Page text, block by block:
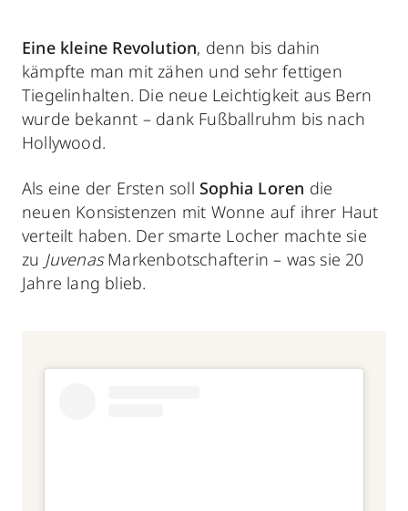
Eine kleine Revolution, denn bis dahin
kämpfte man mit zähen und sehr fettigen
Tiegelinhalten. Die neue Leichtigkeit aus Bern
wurde bekannt – dank Fußballruhm bis nach
Hollywood.
Als eine der Ersten soll Sophia Loren die
neuen Konsistenzen mit Wonne auf ihrer Haut
verteilt haben. Der smarte Locher machte sie
zu JuvenasMarkenbotschafterin – was sie 20
Jahre lang blieb.